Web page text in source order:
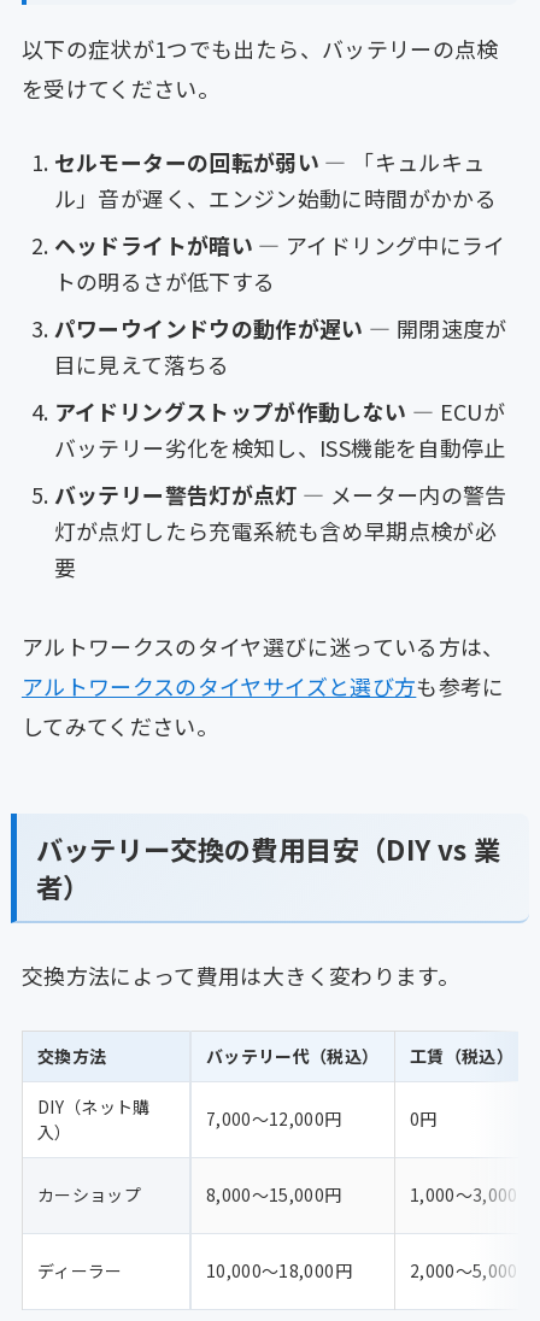
以下の症状が1つでも出たら、バッテリーの点検
を受けてください。
セルモーターの回転が弱い — 「キュルキュ
ル」音が遅く、エンジン始動に時間がかかる
ヘッドライトが暗い — アイドリング中にライ
トの明るさが低下する
パワーウインドウの動作が遅い — 開閉速度が
目に見えて落ちる
アイドリングストップが作動しない — ECUが
バッテリー劣化を検知し、ISS機能を自動停止
バッテリー警告灯が点灯 — メーター内の警告
灯が点灯したら充電系統も含め早期点検が必
要
アルトワークスのタイヤ選びに迷っている方は、
アルトワークスのタイヤサイズと選び方も参考に
してみてください。
バッテリー交換の費用目安（DIY vs 業
者）
交換方法によって費用は大きく変わります。
交換方法 バッテリー代（税込） 工賃（税込）
DIY（ネット購
入）
7,000〜12,000円 0円
カーショップ 8,000〜15,000円 1,000〜3,000円
ディーラー 10,000〜18,000円 2,000〜5,000円